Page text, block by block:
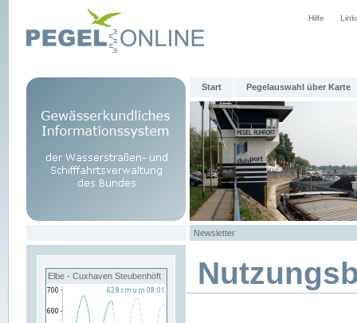
Hilfe
Start Pegelauswahl über Karte
Newsletter
Elbe - Cuxhaven Steubenhöft